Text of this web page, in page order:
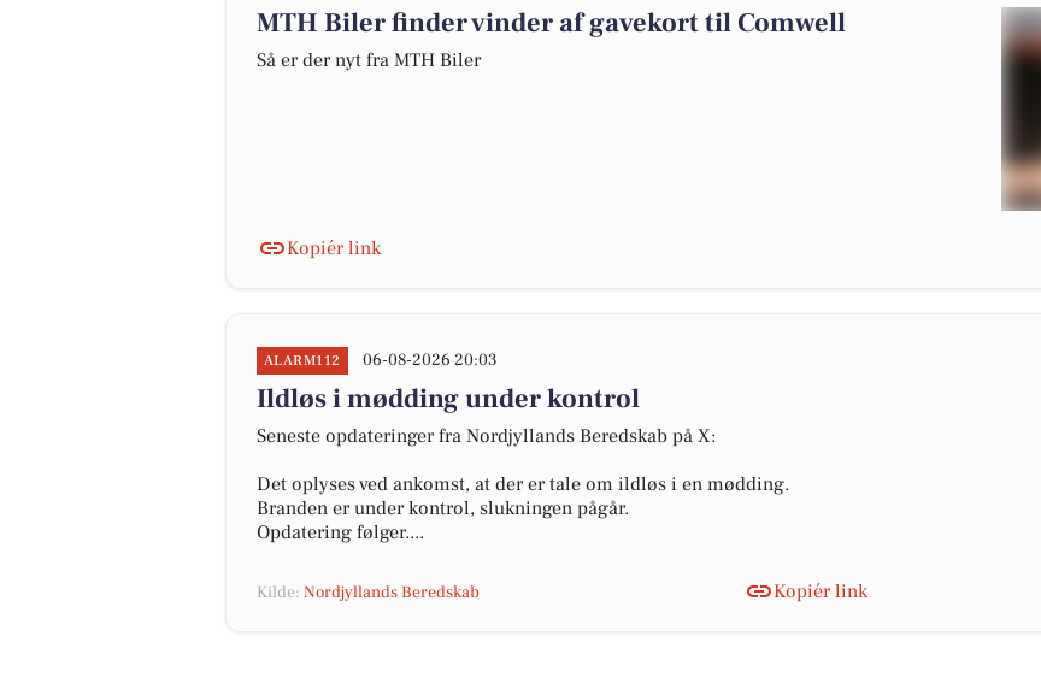
MTH Biler finder vinder af gavekort til Comwell
Så er der nyt fra MTH Biler
Kopiér link
ALARM112 06-08-2026 20:03
Ildløs i mødding under kontrol
Seneste opdateringer fra Nordjyllands Beredskab på X:
Det oplyses ved ankomst, at der er tale om ildløs i en mødding.
Branden er under kontrol, slukningen pågår.
Opdatering følger....
Kilde: Nordjyllands Beredskab Kopiér link